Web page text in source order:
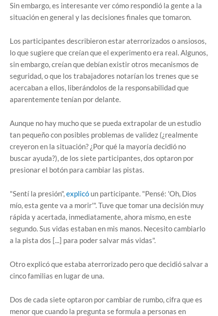
Sin embargo, es interesante ver cómo respondió la gente a la
situación en general y las decisiones finales que tomaron.
Los participantes describieron estar aterrorizados o ansiosos,
lo que sugiere que creían que el experimento era real. Algunos,
sin embargo, creían que debían existir otros mecanismos de
seguridad, o que los trabajadores notarían los trenes que se
acercaban a ellos, liberándolos de la responsabilidad que
aparentemente tenían por delante.
Aunque no hay mucho que se pueda extrapolar de un estudio
tan pequeño con posibles problemas de validez (¿realmente
creyeron en la situación? ¿Por qué la mayoría decidió no
buscar ayuda?), de los siete participantes, dos optaron por
presionar el botón para cambiar las pistas.
"Sentí la presión",explicó un participante. "Pensé: 'Oh, Dios
mío, esta gente va a morir'". Tuve que tomar una decisión muy
rápida y acertada, inmediatamente, ahora mismo, en este
segundo. Sus vidas estaban en mis manos. Necesito cambiarlo
a la pista dos [...] para poder salvar más vidas".
Otro explicó que estaba aterrorizado pero que decidió salvar a
cinco familias en lugar de una.
Dos de cada siete optaron por cambiar de rumbo, cifra que es
menor que cuando la pregunta se formula a personas en